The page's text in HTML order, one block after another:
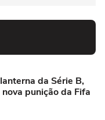
da Série B,
punição da Fifa